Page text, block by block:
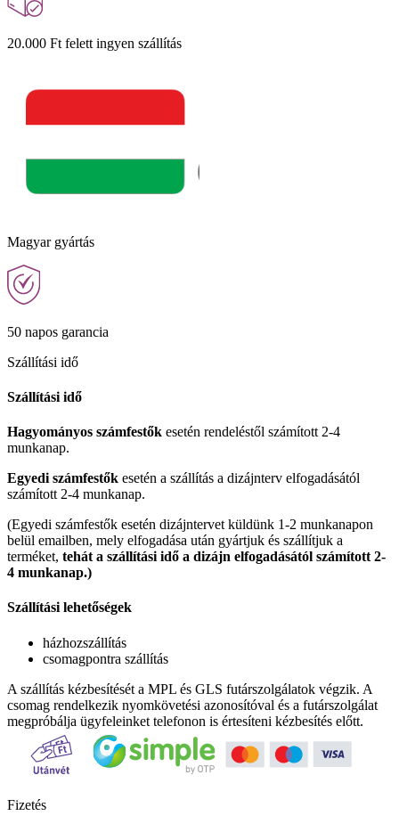
20.000 Ft felett ingyen szállítás
Magyar gyártás
50 napos garancia
Szállítási idő
Szállítási idő
Hagyományos számfestők esetén rendeléstől számított 2-4
munkanap.
Egyedi számfestők esetén a szállítás a dizájnterv elfogadásától
számított 2-4 munkanap.
(Egyedi számfestők esetén dizájntervet küldünk 1-2 munkanapon
belül emailben, mely elfogadása után gyártjuk és szállítjuk a
terméket, tehát a szállítási idő a dizájn elfogadásától számított 2-
4 munkanap.)
Szállítási lehetőségek
házhozszállítás
csomagpontra szállítás
A szállítás kézbesítését a MPL és GLS futárszolgálatok végzik. A
csomag rendelkezik nyomkövetési azonosítóval és a futárszolgálat
megpróbálja ügyfeleinket telefonon is értesíteni kézbesítés előtt.
Fizetés